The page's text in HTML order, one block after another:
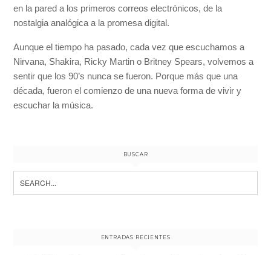
en la pared a los primeros correos electrónicos, de la
nostalgia analógica a la promesa digital.
Aunque el tiempo ha pasado, cada vez que escuchamos a
Nirvana, Shakira, Ricky Martin o Britney Spears, volvemos a
sentir que los 90’s nunca se fueron. Porque más que una
década, fueron el comienzo de una nueva forma de vivir y
escuchar la música.
BUSCAR
ENTRADAS RECIENTES